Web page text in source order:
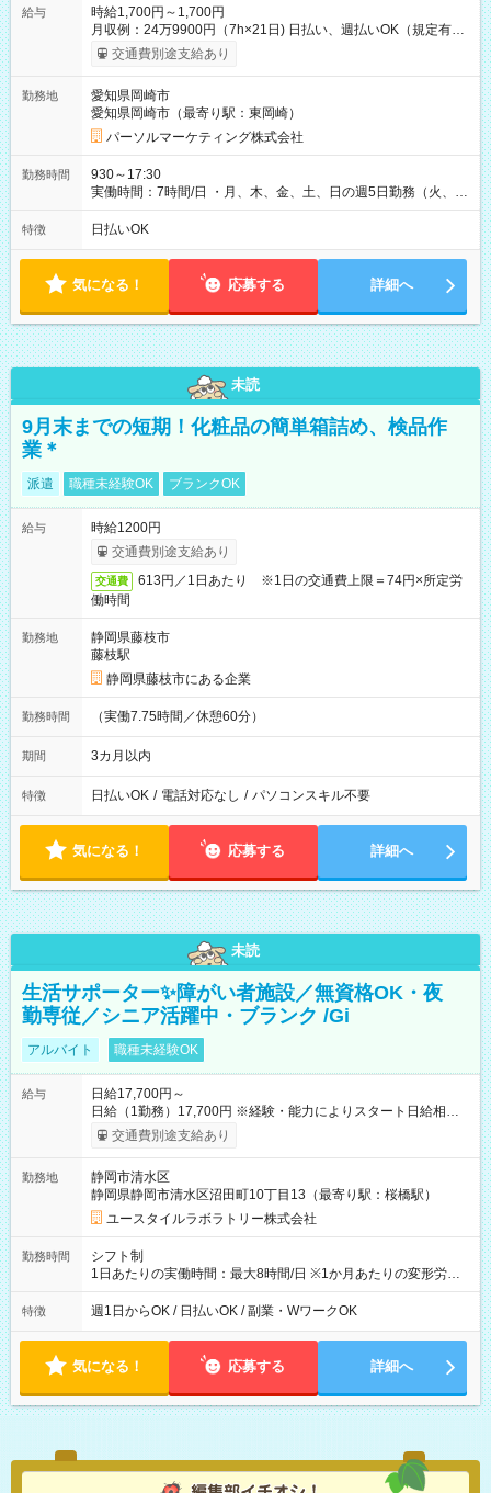
給与
時給1,700円～1,700円
月収例：24万9900円（7h×21日) 日払い、週払いOK（規定有
り） 【試用期間】試用期間なし
交通費別途支給あり
勤務地
愛知県岡崎市
愛知県岡崎市（最寄り駅：東岡崎）
パーソルマーケティング株式会社
勤務時間
930～17:30
実働時間：7時間/日 ・月、木、金、土、日の週5日勤務（火、水
は固定休です／夏季、年末年始等、長期休暇有り！） ・ワンシ
フト！ 残業ほぼナシ（0～5h/月）
特徴 日払いOK
気になる！ 応募する 詳細へ
未読
9月末までの短期！化粧品の簡単箱詰め、検品作
業＊
派遣 職種未経験OK ブランクOK
給与
時給1200円
交通費別途支給あり
交通費
613円／1日あたり ※1日の交通費上限＝74円×所定労
働時間
勤務地
静岡県藤枝市
藤枝駅
静岡県藤枝市にある企業
勤務時間 （実働7.75時間／休憩60分）
期間 3カ月以内
特徴 日払いOK / 電話対応なし / パソコンスキル不要
気になる！ 応募する 詳細へ
未読
生活サポーター✨障がい者施設／無資格OK・夜
勤専従／シニア活躍中・ブランク /Gi
アルバイト 職種未経験OK
給与
日給17,700円～
日給（1勤務）17,700円 ※経験・能力によりスタート日給相談
可・昇給可 【試用期間】試用期間あり 試用期間の長さ：3ヶ月
雇用形態、給与は本採用時と同じです。
交通費別途支給あり
勤務地
静岡市清水区
静岡県静岡市清水区沼田町10丁目13（最寄り駅：桜橋駅）
ユースタイルラボラトリー株式会社
勤務時間
シフト制
1日あたりの実働時間：最大8時間/日 ※1か月あたりの変形労働
制（週平均40時間以内） 夜勤：17:00-翌09:00（休憩2時間）
特徴 週1日からOK / 日払いOK / 副業・WワークOK
気になる！ 応募する 詳細へ